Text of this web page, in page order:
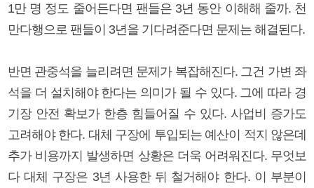
1만 명 정도 줄어든다면 팬들은 3년 동안 이해해 줄까. 천
만다행으로 팬들이 3년을 기다려준다면 문제는 해결된다.
반면 관중석을 늘리려면 문제가 복잡해진다. 그건 가변 좌
석을 더 설치해야 한다는 의미가 될 수 있다. 그에 따라 경
기장 안전 확보가 한층 힘들어질 수 있다. 사업비 증가도
고려해야 한다. 대체 구장에 투입되는 예산이 적지 않은데
추가 비용까지 발생하면 상황은 더욱 어려워진다. 무엇보
다 대체 구장은 3년 사용한 뒤 철거해야 한다. 이 부분이